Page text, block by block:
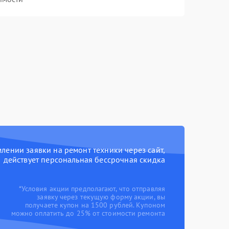
заявки на ремонт техники через сайт,
действует персональная бессрочная скидка
*Условия акции предполагают, что отправляя
заявку через текущую форму акции, вы
получаете купон на 1500 рублей. Купоном
можно оплатить до 25% от стоимости ремонта